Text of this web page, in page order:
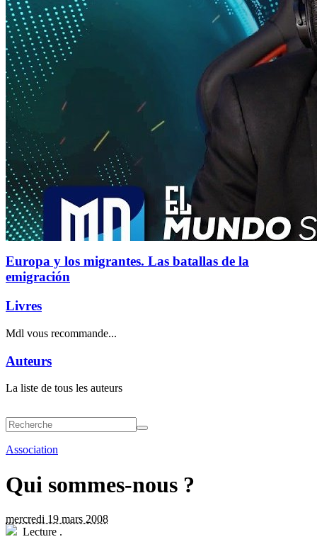
Europa y los migrantes. Las batallas de la
emigración
Livres
Mdl vous recommande...
Auteurs
La liste de tous les auteurs
Association
Qui sommes-nous ?
mercredi 19 mars 2008
Lecture .